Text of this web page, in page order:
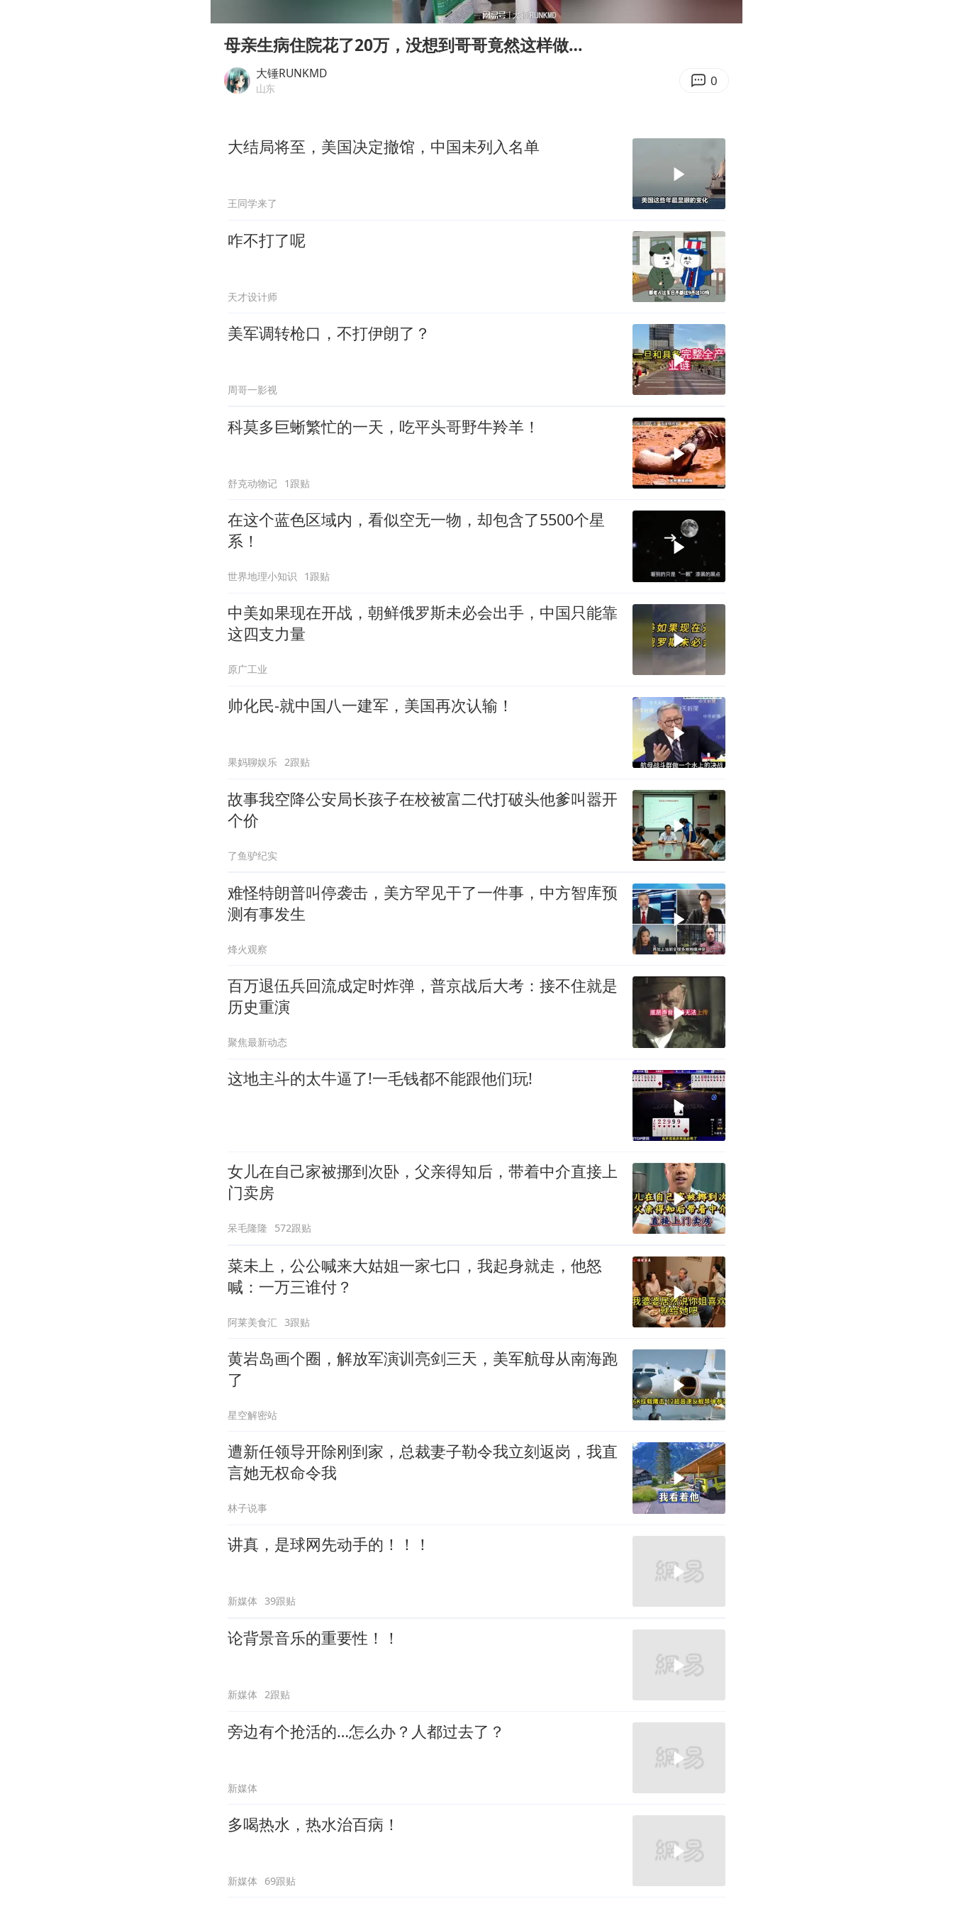
美股存储板块集体大跌
东航：国内客票提前14天免费退改
夯实基础开新局
母亲生病住院花了20万，没想到哥哥竟然这样做…
大锤RUNKMD
山东 0
大结局将至，美国决定撤馆，中国未列入名单
王同学来了
咋不打了呢
天才设计师
美军调转枪口，不打伊朗了？
周哥一影视
科莫多巨蜥繁忙的一天，吃平头哥野牛羚羊！
舒克动物记 1跟贴
在这个蓝色区域内，看似空无一物，却包含了5500个星
系！
世界地理小知识 1跟贴
中美如果现在开战，朝鲜俄罗斯未必会出手，中国只能靠
这四支力量
原广工业
帅化民-就中国八一建军，美国再次认输！
果妈聊娱乐 2跟贴
故事我空降公安局长孩子在校被富二代打破头他爹叫嚣开
个价
了鱼驴纪实
难怪特朗普叫停袭击，美方罕见干了一件事，中方智库预
测有事发生
烽火观察
百万退伍兵回流成定时炸弹，普京战后大考：接不住就是
历史重演
聚焦最新动态
这地主斗的太牛逼了!一毛钱都不能跟他们玩!
女儿在自己家被挪到次卧，父亲得知后，带着中介直接上
门卖房
呆毛隆隆 572跟贴
菜未上，公公喊来大姑姐一家七口，我起身就走，他怒
喊：一万三谁付？
阿莱美食汇 3跟贴
黄岩岛画个圈，解放军演训亮剑三天，美军航母从南海跑
了
星空解密站
遭新任领导开除刚到家，总裁妻子勒令我立刻返岗，我直
言她无权命令我
林子说事
讲真，是球网先动手的！！！
新媒体 39跟贴
论背景音乐的重要性！！
新媒体 2跟贴
旁边有个抢活的…怎么办？人都过去了？
新媒体
多喝热水，热水治百病！
新媒体 69跟贴